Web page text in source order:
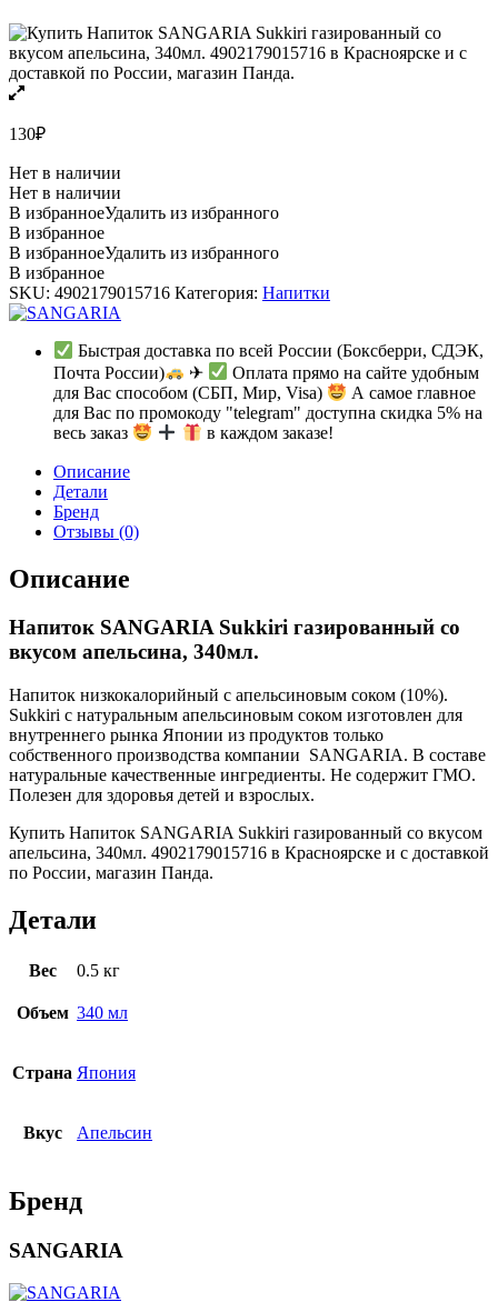
130₽
Нет в наличии
Нет в наличии
В избранноеУдалить из избранного
В избранное
В избранноеУдалить из избранного
В избранное
SKU: 4902179015716 Категория: Напитки
Быстрая доставка по всей России (Боксберри, СДЭК,
Почта России)
✈
Оплата прямо на сайте удобным
для Вас способом (СБП, Мир, Visa)
А самое главное
для Вас по промокоду "telegram" доступна скидка 5% на
весь заказ
в каждом заказе!
Описание
Детали
Бренд
Отзывы (0)
Описание
Напиток SANGARIA Sukkiri газированный со
вкусом апельсина, 340мл.
Напиток низкокалорийный с апельсиновым соком (10%).
Sukkiri с натуральным апельсиновым соком изготовлен для
внутреннего рынка Японии из продуктов только
собственного производства компании SANGARIA. В составе
натуральные качественные ингредиенты. Не содержит ГМО.
Полезен для здоровья детей и взрослых.
Купить Напиток SANGARIA Sukkiri газированный со вкусом
апельсина, 340мл. 4902179015716 в Красноярске и с доставкой
по России, магазин Панда.
Детали
Вес 0.5 кг
Объем 340 мл
Страна Япония
Вкус Апельсин
Бренд
SANGARIA